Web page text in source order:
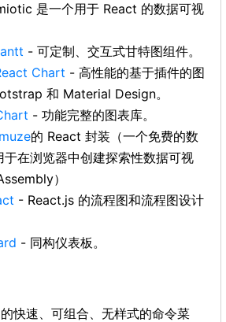
是一个用于 React 的数据可视
- 可定制、交互式甘特图组件。
Chart - 高性能的基于插件的图
和 Material Design。
- 功能完整的图表库。
muze的 React 封装（一个免费的数
于在浏览器中创建探索性数据可视
）
- React.js 的流程图和流程图设计
- 同构仪表板。
快速、可组合、无样式的命令菜